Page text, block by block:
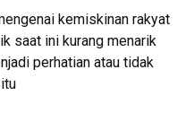
kemiskinan rakyat
saat ini kurang menarik
perhatian atau tidak